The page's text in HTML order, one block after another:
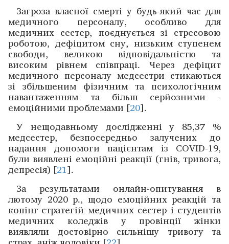
Загроза власної смерті у будь-який час для
медичного персоналу, особливо для
медичних сестер, ­поєднується зі стресовою
роботою, дефіцитом сну, низьким ­ступенем
свободи, великою відповідальністю та
високим рівнем співпраці. Через дефіцит
медичного персоналу мед­сестри стикаються
зі збільшеним фізичним та психологічним
навантаженням та більш серйозними ­
емоційними проблемами [20].
У нещодавньому дослід­жен­ні у 85,37 %
медсестер, безпосередньо залучених до
надання допомоги пацієнтам із COVID-19,
були виявлені емоційні реакції (гнів, тривога,
депресія) [21].
За результатами онлайн-опитування в
лютому 2020 р., щодо емоційних реакцій та
копінг-стратегій медичних сестер і студентів
медичних коледжів у провінції жінки
виявляли достовірно сильнішу тривогу та